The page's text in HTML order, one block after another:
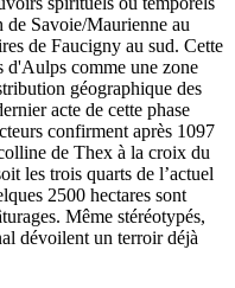
de Savoie/Maurienne au
de Faucigny au sud. Cette
d'Aulps comme une zone
géographique des
acte de cette phase
confirment après 1097
de Thex à la croix du
les trois quarts de l’actuel
2500 hectares sont
Même stéréotypés,
dévoilent un terroir déjà